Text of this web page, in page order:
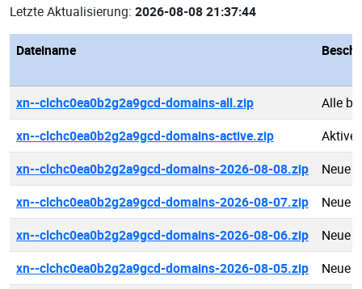
Letzte Aktualisierung: 2026-08-08 21:37:44
Dateiname
xn--clchc0ea0b2g2a9gcd-domains-all.zip
Alle
xn--clchc0ea0b2g2a9gcd-domains-active.zip
Aktive
xn--clchc0ea0b2g2a9gcd-domains-2026-08-08.zip
Neue
xn--clchc0ea0b2g2a9gcd-domains-2026-08-07.zip
Neue
xn--clchc0ea0b2g2a9gcd-domains-2026-08-06.zip
Neue
xn--clchc0ea0b2g2a9gcd-domains-2026-08-05.zip
Neue